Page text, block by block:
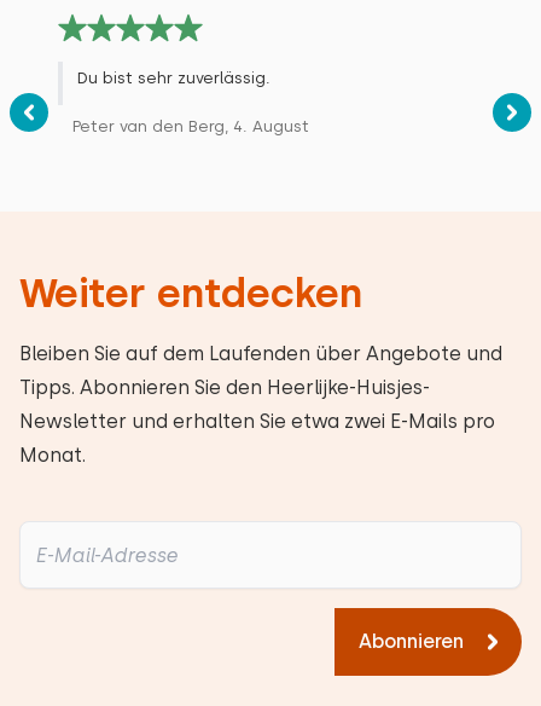
Du bist sehr zuverlässig.
Peter van den Berg, 4. August
Weiter entdecken
Bleiben Sie auf dem Laufenden über Angebote und
Tipps. Abonnieren Sie den Heerlijke-Huisjes-
Newsletter und erhalten Sie etwa zwei E-Mails pro
Monat.
Abonnieren